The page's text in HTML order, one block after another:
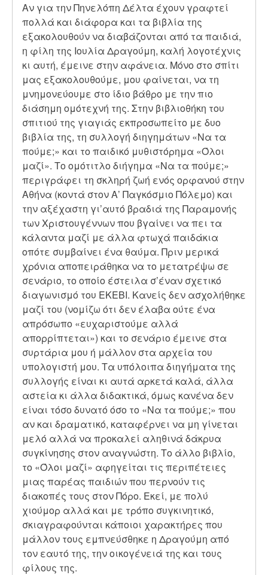
Αν για την Πηνελόπη Δέλτα έχουν γραφτεί
πολλά και διάφορα και τα βιβλία της
εξακολουθούν να διαβάζονται από τα παιδιά,
η φίλη της Ιουλία Δραγούμη, καλή λογοτέχνις
κι αυτή, έμεινε στην αφάνεια. Μόνο στο σπίτι
μας εξακολουθούμε, μου φαίνεται, να τη
μνημονεύουμε στο ίδιο βάθρο με την πιο
διάσημη ομότεχνή της. Στην βιβλιοθήκη του
σπιτιού της γιαγιάς εκπροσωπείτο με δυο
βιβλία της, τη συλλογή διηγημάτων «Να τα
πούμε;» και το παιδικό μυθιστόρημα «Όλοι
μαζί». Το ομότιτλο διήγημα «Να τα πούμε;»
περιγράφει τη σκληρή ζωή ενός ορφανού στην
Αθήνα (κοντά στον Α’ Παγκόσμιο Πόλεμο) και
την αξέχαστη γι’αυτό βραδιά της Παραμονής
των Χριστουγέννων που βγαίνει να πει τα
κάλαντα μαζί με άλλα φτωχά παιδάκια
οπότε συμβαίνει ένα θαύμα. Πριν μερικά
χρόνια αποπειράθηκα να το μετατρέψω σε
σενάριο, το οποίο έστειλα σ’έναν σχετικό
διαγωνισμό του ΕΚΕΒΙ. Κανείς δεν ασχολήθηκε
μαζί του (νομίζω ότι δεν έλαβα ούτε ένα
απρόσωπο «ευχαριστούμε αλλά
απορρίπτεται») και το σενάριο έμεινε στα
συρτάρια μου ή μάλλον στα αρχεία του
υπολογιστή μου. Τα υπόλοιπα διηγήματα της
συλλογής είναι κι αυτά αρκετά καλά, άλλα
αστεία κι άλλα διδακτικά, όμως κανένα δεν
είναι τόσο δυνατό όσο το «Να τα πούμε;» που
αν και δραματικό, καταφέρνει να μη γίνεται
μελό αλλά να προκαλεί αληθινά δάκρυα
συγκίνησης στον αναγνώστη. Το άλλο βιβλίο,
το «Όλοι μαζί» αφηγείται τις περιπέτειες
μιας παρέας παιδιών που περνούν τις
διακοπές τους στον Πόρο. Εκεί, με πολύ
χιούμορ αλλά και με τρόπο συγκινητικό,
σκιαγραφούνται κάποιοι χαρακτήρες που
μάλλον τους εμπνεύσθηκε η Δραγούμη από
τον εαυτό της, την οικογένειά της και τους
φίλους της.